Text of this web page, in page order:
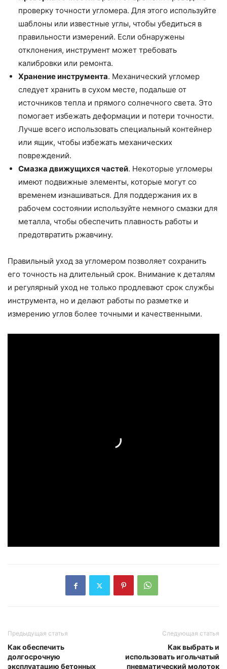
проверку точности угломера. Для этого используйте
шаблоны или известные углы, чтобы убедиться в
правильности измерений. Если обнаружены
отклонения, инструмент может требовать
калибровки или ремонта.
Хранение инструмента. Механический угломер
следует хранить в сухом месте, подальше от
источников тепла и прямого солнечного света. Это
помогает избежать деформации и потери точности.
Лучше всего использовать специальный контейнер
или ящик, чтобы избежать механических
повреждений.
Смазка движущихся частей. Некоторые угломеры
имеют подвижные элементы, которые могут со
временем изнашиваться. Для поддержания их в
рабочем состоянии используйте немного смазки для
металла, чтобы обеспечить плавность работы и
предотвратить ржавчину.
Правильный уход за угломером позволяет сохранить
его точность на длительный срок. Внимание к деталям
и регулярный уход не только продлевают срок службы
инструмента, но и делают работы по разметке и
измерению углов более точными и качественными.
Предыдущая статья
Как обеспечить
долгосрочную
эксплуатацию бетонных
Следующая статья
Как выбрать и
использовать игольчатый
пневматический молоток